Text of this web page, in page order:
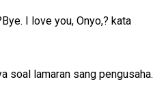
I love you, Onyo,? kata
soal lamaran sang pengusaha.